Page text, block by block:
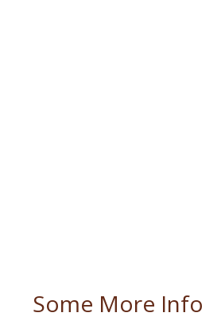
Some More Info